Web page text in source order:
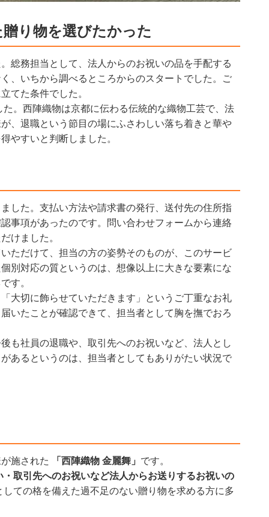
り物を選びたかった
総務担当として、法人からのお祝いの品を手配する
、いちから調べるところからのスタートでした。ご
てた条件でした。
た。西陣織物は京都に伝わる伝統的な織物工芸で、法
、退職という節目の場にふさわしい落ち着きと華や
やすいと判断しました。
した。支払い方法や請求書の発行、送付先の住所指
事項があったのです。問い合わせフォームから連絡
けました。
ただけて、担当の方の姿勢そのものが、このサービ
別対応の質というのは、想像以上に大きな要素にな
す。
大切に飾らせていただきます」というご丁重なお礼
いたことが確認できて、担当者として胸を撫でおろ
も社員の退職や、取引先へのお祝いなど、法人とし
あるというのは、担当者としてもありがたい状況で
施された 「西陣織物 金麗舞」 です。
取引先へのお祝いなど法人からお送りするお祝いの
ての格を備えた過不足のない贈り物を求める方に多